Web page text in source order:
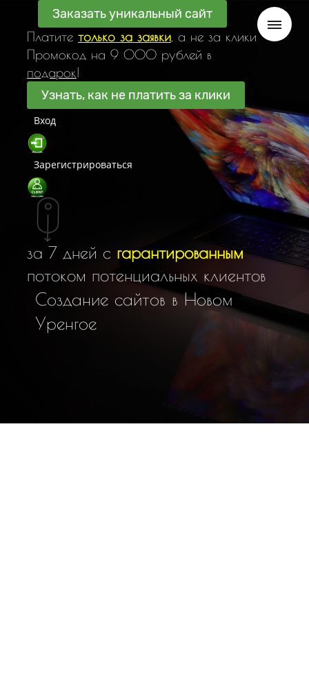
Заказать уникальный сайт
Платите только за заявки , а не за клики
Промокод на 9 000 рублей в
подарок!
Узнать, как не платить за клики
Вход
Зарегистрироваться
за 7 дней с гарантированным
потоком потенциальных клиентов
Создание сайтов в Новом
Уренгое